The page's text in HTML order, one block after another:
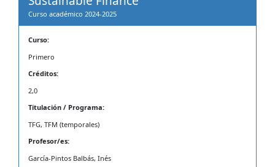
Curso académico 2024-2025
Curso:
Primero
Créditos:
2,0
Titulación / Programa:
TFG, TFM (temporales)
Profesor/es:
García-Pintos Balbás, Inés